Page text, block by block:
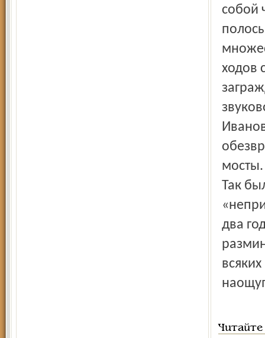
собой
ходов
мосты.
Так
два